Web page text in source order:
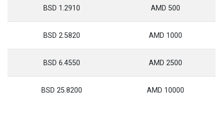
500 AMD
1.2910 BSD
1000 AMD
2.5820 BSD
2500 AMD
6.4550 BSD
10000 AMD
25.8200 BSD